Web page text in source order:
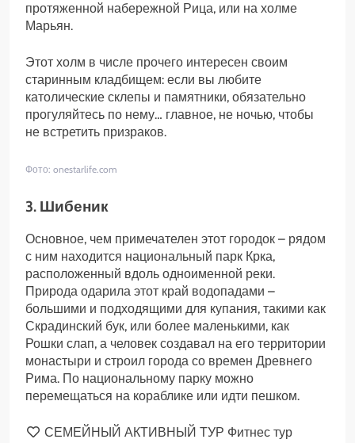
протяженной набережной Рица, или на холме
Марьян.
Этот холм в числе прочего интересен своим
старинным кладбищем: если вы любите
католические склепы и памятники, обязательно
прогуляйтесь по нему… главное, не ночью, чтобы
не встретить призраков.
Фото: onestarlife.com
3. Шибеник
Основное, чем примечателен этот городок – рядом
с ним находится национальный парк Крка,
расположенный вдоль одноименной реки.
Природа одарила этот край водопадами –
большими и подходящими для купания, такими как
Скрадинский бук, или более маленькими, как
Рошки слап, а человек создавал на его территории
монастыри и строил города со времен Древнего
Рима. По национальному парку можно
перемещаться на кораблике или идти пешком.
СЕМЕЙНЫЙ АКТИВНЫЙ ТУР Фитнес тур